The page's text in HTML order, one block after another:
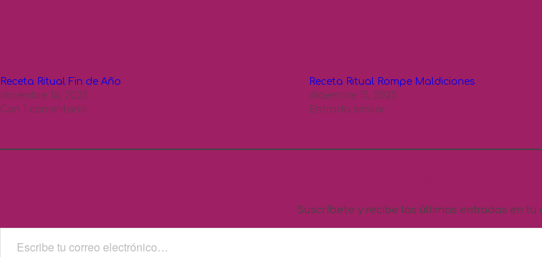
Receta Ritual Fin de Año
diciembre 15, 2025
Con 1 comentario
Receta Ritual Rompe Maldiciones
diciembre 15, 2025
Entrada similar
Suscríbete y recibe las últimas entradas en tu